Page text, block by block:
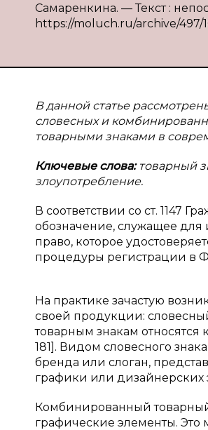
Самаренкина. — Текст :
https://moluch.ru/archive/497/
В данной статье
словесных и
товарными знаками в
Ключевые слова: товарный
злоупотребление.
В соответствии со ст. 1147
обозначение, служащее для
право, которое
процедуры регистрации в
На практике зачастую
своей продукции:
товарным знакам относятся
181]. Видом словесного
бренда или слоган,
графики или дизайнерских
Комбинированный товарный
графические элементы. Это